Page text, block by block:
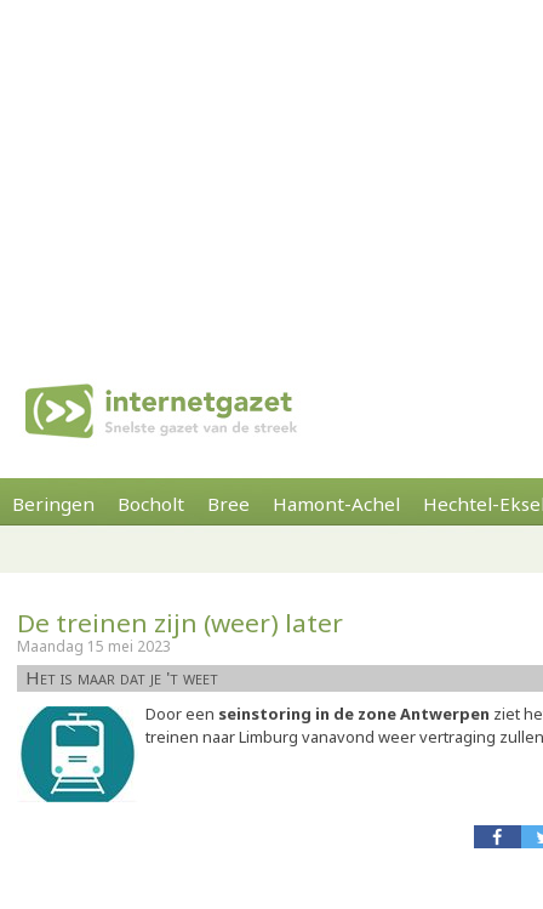
Beringen Bocholt Bree Hamont-Achel Hechtel-
De treinen zijn (weer) later
Maandag 15 mei 2023
Het is maar dat je 't weet
Door een seinstoring in de zone Antwerpen ziet
treinen naar Limburg vanavond weer vertraging